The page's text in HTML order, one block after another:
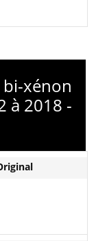
bi-xénon
à 2018 -